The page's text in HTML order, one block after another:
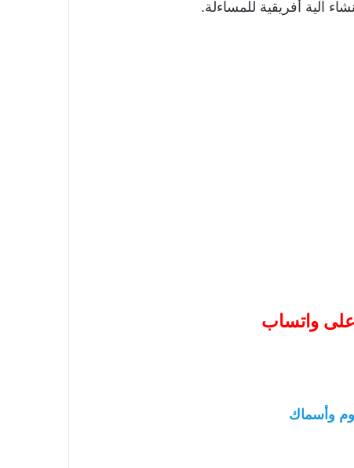
آلية أفريقية للمساءلة.
على واتساب
وأسماك